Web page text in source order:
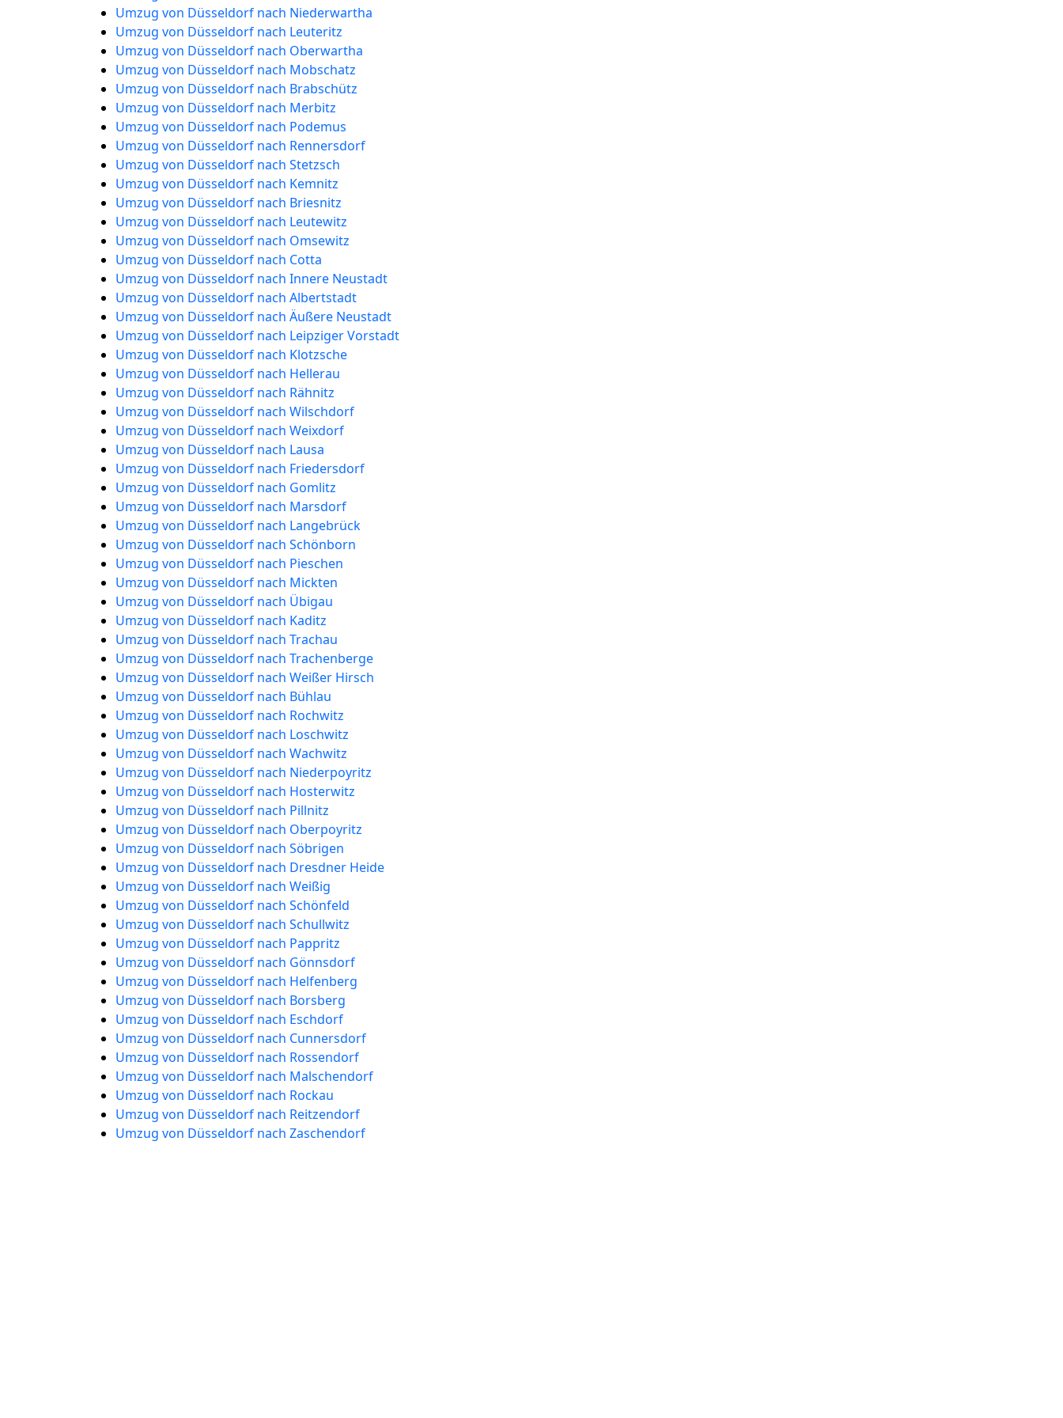
Umzug von Düsseldorf nach Niederwartha
Umzug von Düsseldorf nach Leuteritz
Umzug von Düsseldorf nach Oberwartha
Umzug von Düsseldorf nach Mobschatz
Umzug von Düsseldorf nach Brabschütz
Umzug von Düsseldorf nach Merbitz
Umzug von Düsseldorf nach Podemus
Umzug von Düsseldorf nach Rennersdorf
Umzug von Düsseldorf nach Stetzsch
Umzug von Düsseldorf nach Kemnitz
Umzug von Düsseldorf nach Briesnitz
Umzug von Düsseldorf nach Leutewitz
Umzug von Düsseldorf nach Omsewitz
Umzug von Düsseldorf nach Cotta
Umzug von Düsseldorf nach Innere Neustadt
Umzug von Düsseldorf nach Albertstadt
Umzug von Düsseldorf nach Äußere Neustadt
Umzug von Düsseldorf nach Leipziger Vorstadt
Umzug von Düsseldorf nach Klotzsche
Umzug von Düsseldorf nach Hellerau
Umzug von Düsseldorf nach Rähnitz
Umzug von Düsseldorf nach Wilschdorf
Umzug von Düsseldorf nach Weixdorf
Umzug von Düsseldorf nach Lausa
Umzug von Düsseldorf nach Friedersdorf
Umzug von Düsseldorf nach Gomlitz
Umzug von Düsseldorf nach Marsdorf
Umzug von Düsseldorf nach Langebrück
Umzug von Düsseldorf nach Schönborn
Umzug von Düsseldorf nach Pieschen
Umzug von Düsseldorf nach Mickten
Umzug von Düsseldorf nach Übigau
Umzug von Düsseldorf nach Kaditz
Umzug von Düsseldorf nach Trachau
Umzug von Düsseldorf nach Trachenberge
Umzug von Düsseldorf nach Weißer Hirsch
Umzug von Düsseldorf nach Bühlau
Umzug von Düsseldorf nach Rochwitz
Umzug von Düsseldorf nach Loschwitz
Umzug von Düsseldorf nach Wachwitz
Umzug von Düsseldorf nach Niederpoyritz
Umzug von Düsseldorf nach Hosterwitz
Umzug von Düsseldorf nach Pillnitz
Umzug von Düsseldorf nach Oberpoyritz
Umzug von Düsseldorf nach Söbrigen
Umzug von Düsseldorf nach Dresdner Heide
Umzug von Düsseldorf nach Weißig
Umzug von Düsseldorf nach Schönfeld
Umzug von Düsseldorf nach Schullwitz
Umzug von Düsseldorf nach Pappritz
Umzug von Düsseldorf nach Gönnsdorf
Umzug von Düsseldorf nach Helfenberg
Umzug von Düsseldorf nach Borsberg
Umzug von Düsseldorf nach Eschdorf
Umzug von Düsseldorf nach Cunnersdorf
Umzug von Düsseldorf nach Rossendorf
Umzug von Düsseldorf nach Malschendorf
Umzug von Düsseldorf nach Rockau
Umzug von Düsseldorf nach Reitzendorf
Umzug von Düsseldorf nach Zaschendorf